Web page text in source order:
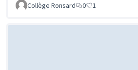
Collège Ronsard
0 1